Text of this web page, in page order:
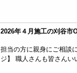
2026年４月施工の刈谷市
担当の方に親身にご相談
ジ】 職人さんも皆さんい